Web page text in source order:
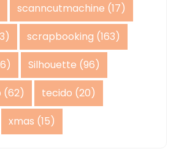
scanncutmachine (17)
scrapbooking (163)
Silhouette (96)
(62) tecido (20)
xmas (15)